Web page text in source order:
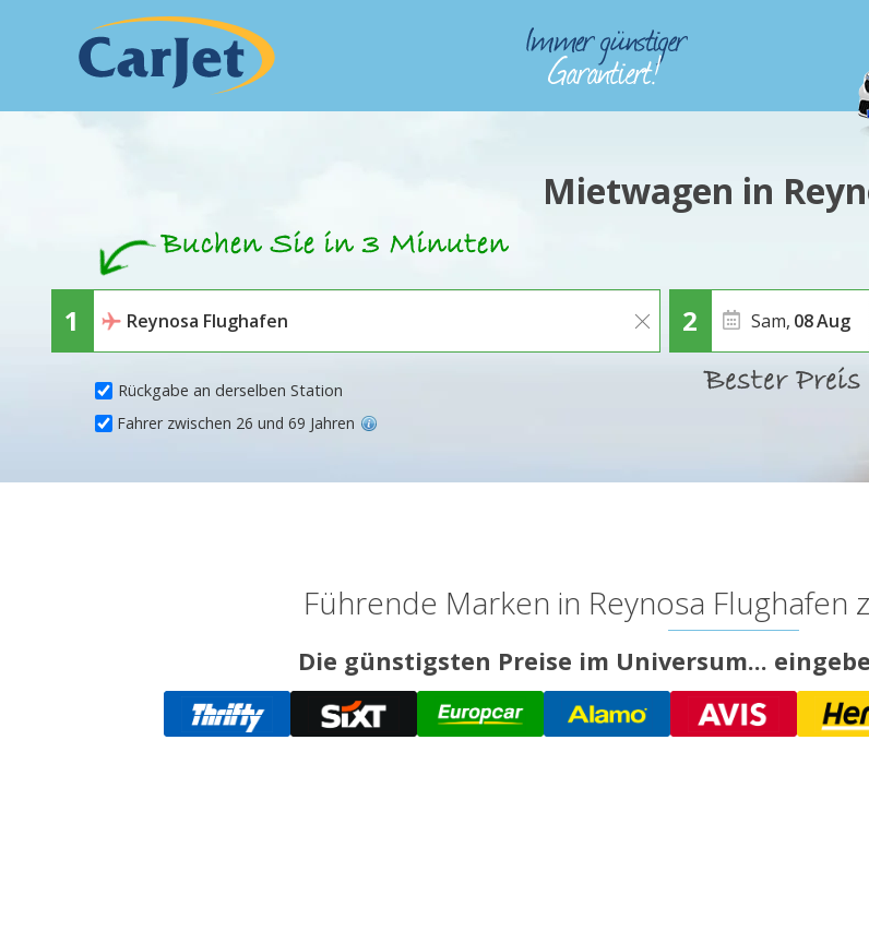
Mietwagen in
Rückgabe an derselben Station
Sam, 08Aug
Fahrer zwischen 26 und 69 Jahren
Führende Marken in Reynosa Flughafen
Die günstigsten Preise im Universum...